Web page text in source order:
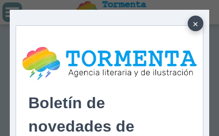
×
Boletín de
novedades de
Tormenta